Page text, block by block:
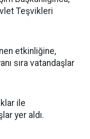
Teşvikleri
etkinliğine,
sıra vatandaşlar
ile
yer aldı.